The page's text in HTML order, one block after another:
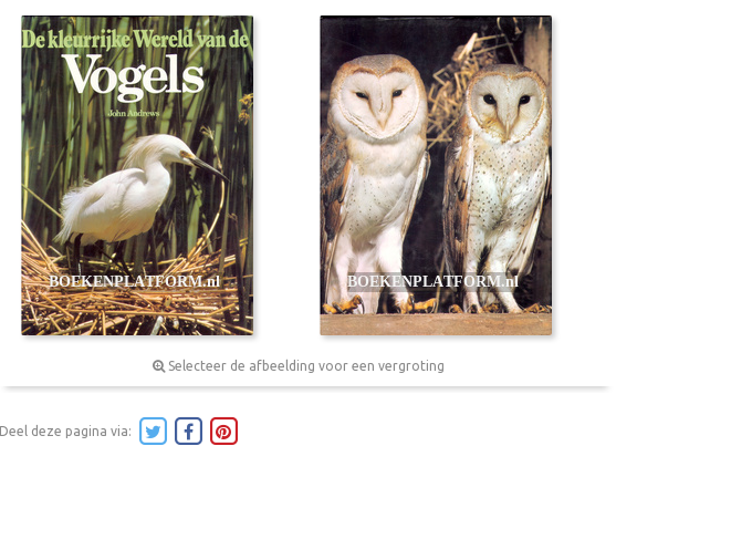
Selecteer de afbeelding voor een vergroting
Deel deze pagina via: